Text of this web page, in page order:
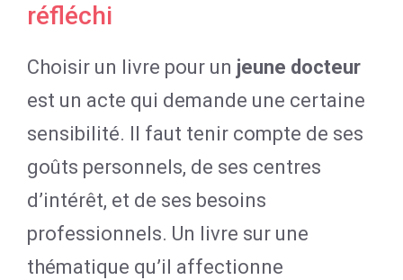
réfléchi
Choisir un livre pour un jeune docteur
est un acte qui demande une certaine
sensibilité. Il faut tenir compte de ses
goûts personnels, de ses centres
d’intérêt, et de ses besoins
professionnels. Un livre sur une
thématique qu’il affectionne